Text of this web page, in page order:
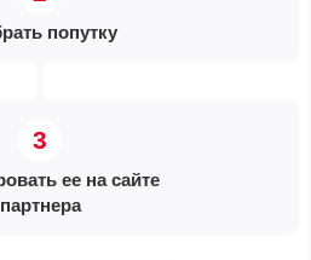
попутку
ее на сайте
партнера